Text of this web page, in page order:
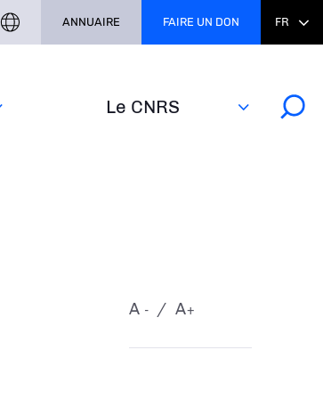
Le CNRS
ANNUAIRE FAIRE UN DON FR
-
A +
A